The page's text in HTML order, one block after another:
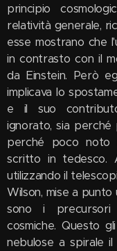
principio
relatività generale,
esse mostrano che
in contrasto con il
da Einstein. Però
implicava lo
e il suo
ignorato, sia perché
perché poco noto
scritto in tedesco.
utilizzando il
Wilson, mise a
sono i precursori
cosmiche. Questo
nebulose a spirale